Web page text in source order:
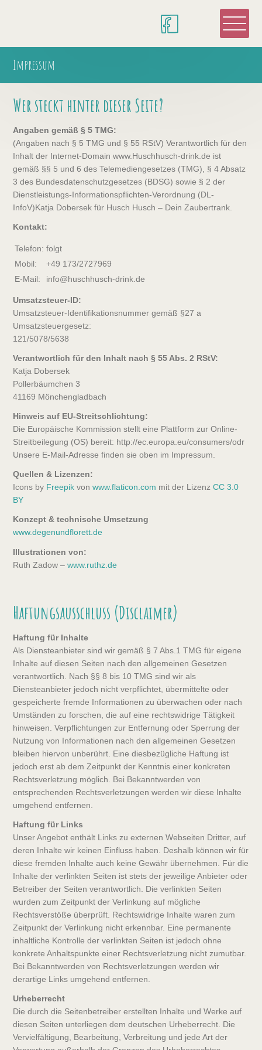
Impressum
Wer steckt hinter dieser Seite?
Angaben gemäß § 5 TMG:
(Angaben nach § 5 TMG und § 55 RStV) Verantwortlich für den
Inhalt der Internet-Domain www.Huschhusch-drink.de ist
gemäß §§ 5 und 6 des Telemediengesetzes (TMG), § 4 Absatz
3 des Bundesdatenschutzgesetzes (BDSG) sowie § 2 der
Dienstleistungs-Informationspflichten-Verordnung (DL-
InfoV)Katja Dobersek für Husch Husch – Dein Zaubertrank.
Kontakt:
Telefon: folgt
Mobil:
+49 173/2727969
E-Mail:
info@huschhusch-drink.de
Umsatzsteuer-ID:
Umsatzsteuer-Identifikationsnummer gemäß §27 a
Umsatzsteuergesetz:
121/5078/5638
Verantwortlich für den Inhalt nach § 55 Abs. 2 RStV:
Katja Dobersek
Pollerbäumchen 3
41169 Mönchengladbach
Hinweis auf EU-Streitschlichtung:
Die Europäische Kommission stellt eine Plattform zur Online-
Streitbeilegung (OS) bereit: http://ec.europa.eu/consumers/odr
Unsere E-Mail-Adresse finden sie oben im Impressum.
Quellen & Lizenzen:
Icons by Freepik vonwww.flaticon.com mit der LizenzCC 3.0
BY
Konzept & technische Umsetzung
www.degenundflorett.de
Illustrationen von:
Ruth Zadow –www.ruthz.de
Haftungsausschluss (Disclaimer)
Haftung für Inhalte
Als Diensteanbieter sind wir gemäß § 7 Abs.1 TMG für eigene
Inhalte auf diesen Seiten nach den allgemeinen Gesetzen
verantwortlich. Nach §§ 8 bis 10 TMG sind wir als
Diensteanbieter jedoch nicht verpflichtet, übermittelte oder
gespeicherte fremde Informationen zu überwachen oder nach
Umständen zu forschen, die auf eine rechtswidrige Tätigkeit
hinweisen. Verpflichtungen zur Entfernung oder Sperrung der
Nutzung von Informationen nach den allgemeinen Gesetzen
bleiben hiervon unberührt. Eine diesbezügliche Haftung ist
jedoch erst ab dem Zeitpunkt der Kenntnis einer konkreten
Rechtsverletzung möglich. Bei Bekanntwerden von
entsprechenden Rechtsverletzungen werden wir diese Inhalte
umgehend entfernen.
Haftung für Links
Unser Angebot enthält Links zu externen Webseiten Dritter, auf
deren Inhalte wir keinen Einfluss haben. Deshalb können wir für
diese fremden Inhalte auch keine Gewähr übernehmen. Für die
Inhalte der verlinkten Seiten ist stets der jeweilige Anbieter oder
Betreiber der Seiten verantwortlich. Die verlinkten Seiten
wurden zum Zeitpunkt der Verlinkung auf mögliche
Rechtsverstöße überprüft. Rechtswidrige Inhalte waren zum
Zeitpunkt der Verlinkung nicht erkennbar. Eine permanente
inhaltliche Kontrolle der verlinkten Seiten ist jedoch ohne
konkrete Anhaltspunkte einer Rechtsverletzung nicht zumutbar.
Bei Bekanntwerden von Rechtsverletzungen werden wir
derartige Links umgehend entfernen.
Urheberrecht
Die durch die Seitenbetreiber erstellten Inhalte und Werke auf
diesen Seiten unterliegen dem deutschen Urheberrecht. Die
Vervielfältigung, Bearbeitung, Verbreitung und jede Art der